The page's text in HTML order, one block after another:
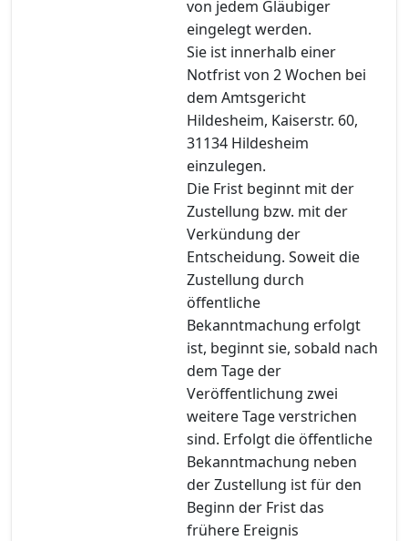
von jedem Gläubiger
eingelegt werden.
Sie ist innerhalb einer
Notfrist von 2 Wochen bei
dem Amtsgericht
Hildesheim, Kaiserstr. 60,
31134 Hildesheim
einzulegen.
Die Frist beginnt mit der
Zustellung bzw. mit der
Verkündung der
Entscheidung. Soweit die
Zustellung durch
öffentliche
Bekanntmachung erfolgt
ist, beginnt sie, sobald nach
dem Tage der
Veröffentlichung zwei
weitere Tage verstrichen
sind. Erfolgt die öffentliche
Bekanntmachung neben
der Zustellung ist für den
Beginn der Frist das
frühere Ereignis